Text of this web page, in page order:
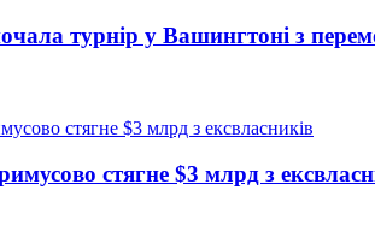
турнір у Вашингтоні з
стягне $3 млрд з